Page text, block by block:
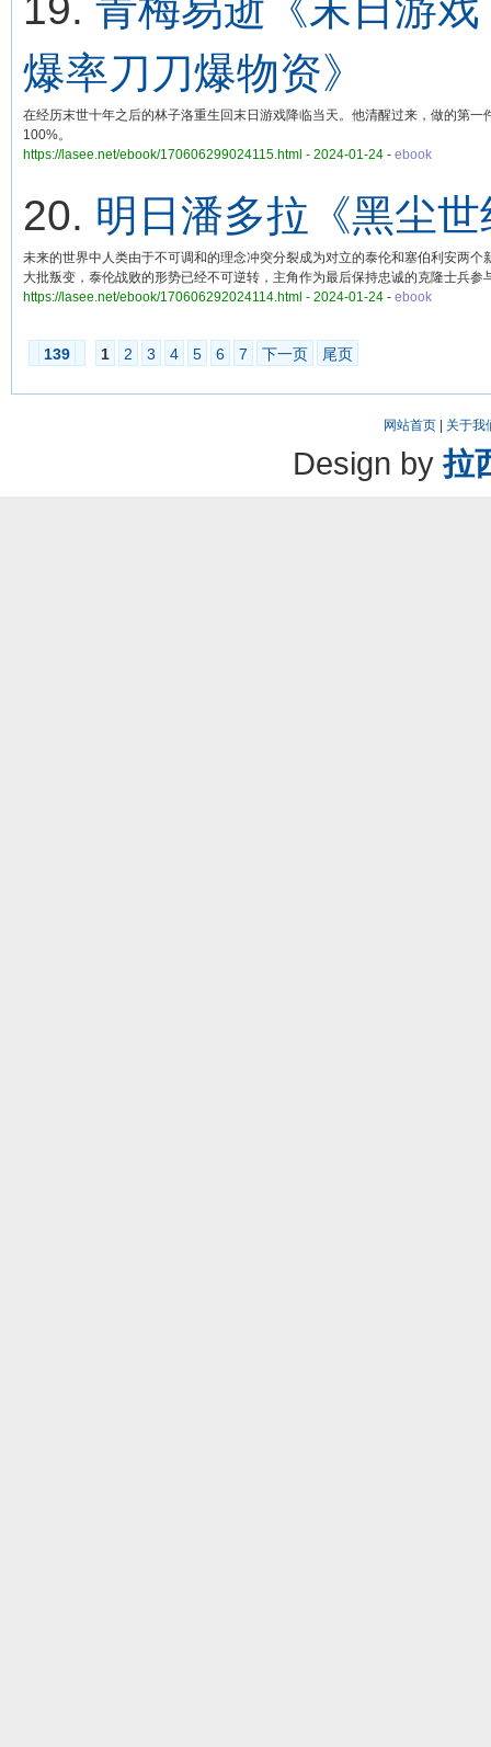
爆率刀刀爆物资》
在经历末世十年之后的林子洛重生回末日游戏降临当天。他清醒过来，做的第
100%。
https://lasee.net/ebook/170606299024115.html - 2024-01-24 - ebook
20. 明日潘多拉《黑尘世
未来的世界中人类由于不可调和的理念冲突分裂成为对立的泰伦和塞伯利安两
大批叛变，泰伦战败的形势已经不可逆转，主角作为最后保持忠诚的克隆士兵参
https://lasee.net/ebook/170606292024114.html - 2024-01-24 - ebook
139 1 2 3 4 5 6 7 下一页 尾页
网站首页| 关于我
Design by拉